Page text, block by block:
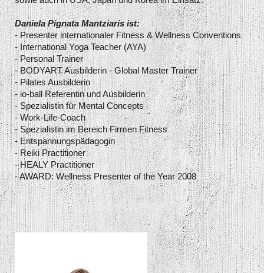
Daniela Pignata Mantziaris ist:
- Presenter internationaler Fitness & Wellness Conventions
- International Yoga Teacher (AYA)
- Personal Trainer
- BODYART Ausbilderin - Global Master Trainer
- Pilates Ausbilderin
- io-ball Referentin und Ausbilderin
- Spezialistin für Mental Concepts
- Work-Life-Coach
- Spezialistin im Bereich Firmen Fitness
- Entspannungspädagogin
- Reiki Practitioner
- HEALY Practitioner
- AWARD: Wellness Presenter of the Year 2008